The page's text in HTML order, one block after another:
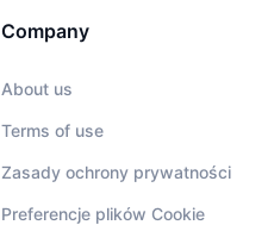
Company
About us
Terms of use
Zasady ochrony prywatności
Preferencje plików Cookie